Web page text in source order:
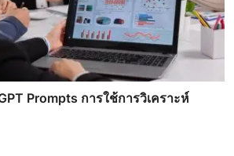
Prompts การใช้การวิเคราะห์